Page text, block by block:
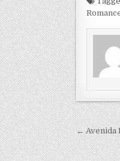
← Avenida